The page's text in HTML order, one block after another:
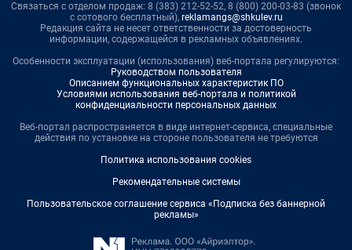
Связаться с отделом продаж: 8 (383) 212-52-52, 8 (800) 200-03-83 (звонок
с сотового бесплатный), reklamangs@shkulev.ru
Редакция сайта не несет ответственности за достоверность
информации, содержащейся в рекламных объявлениях.
Особенности эксплуатации (использования) веб-портала регулируются:
Руководством пользователя
Описанием функциональных характеристик ПО
Условиями использования веб-портала и политикой
конфиденциальности персональных данных
Веб-портал распространяется в виде интернет-сервиса, специальные
действия по установке на стороне пользователя не требуются
Политика использования cookies
Рекомендательные системы
Пользовательское соглашение сервиса «Подписка без баннерной
рекламы»